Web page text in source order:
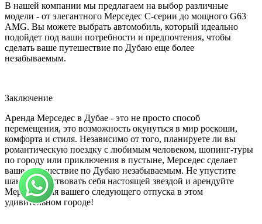
В нашей компании мы предлагаем на выбор различные
модели - от элегантного Мерседес С-серии до мощного G63
AMG. Вы можете выбрать автомобиль, который идеально
подойдет под ваши потребности и предпочтения, чтобы
сделать ваше путешествие по Дубаю еще более
незабываемым.
Заключение
Аренда Мерседес в Дубае - это не просто способ
перемещения, это возможность окунуться в мир роскоши,
комфорта и стиля. Независимо от того, планируете ли вы
романтическую поездку с любимым человеком, шопинг-туры
по городу или приключения в пустыне, Мерседес сделает
ваше путешествие по Дубаю незабываемым. Не упустите
шанс почувствовать себя настоящей звездой и арендуйте
Мерседес для вашего следующего отпуска в этом
удивительном городе!